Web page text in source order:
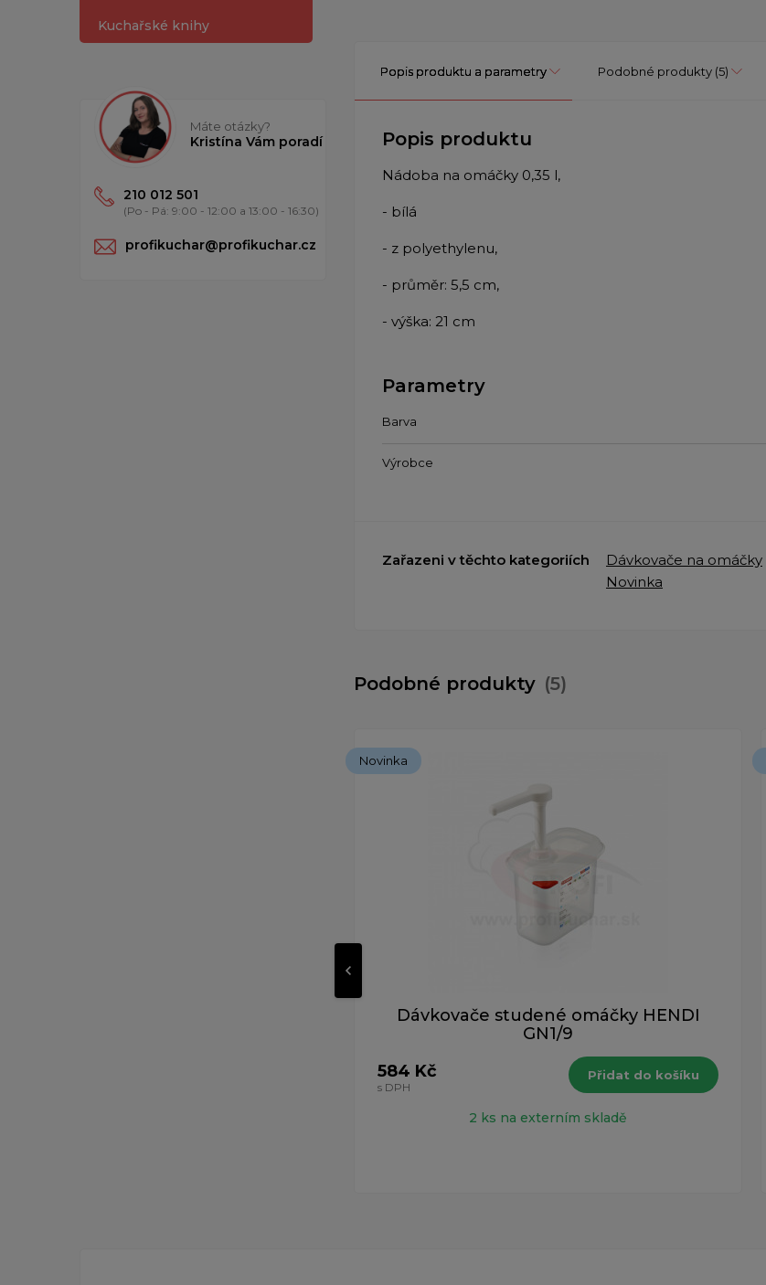
Kuchařské knihy
Máte otázky?
Kristína Vám poradí
210 012 501
(Po - Pá: 9:00 - 12:00 a 13:00 - 16:30)
profikuchar@profikuchar.cz
Popis produktu a parametry Podobné produkty (5)
Popis produktu
Nádoba na omáčky 0,35 l,
- bílá
- z polyethylenu,
- průměr: 5,5 cm,
- výška: 21 cm
Parametry
Barva
Výrobce
Zařazeni v těchto kategoriích Dávkovače na omáčky
Novinka
Podobné produkty (5)
Novinka
Dávkovače studené omáčky HENDI
GN1/9
584 Kč
s DPH
Přidat do košíku
2 ks na externím skladě